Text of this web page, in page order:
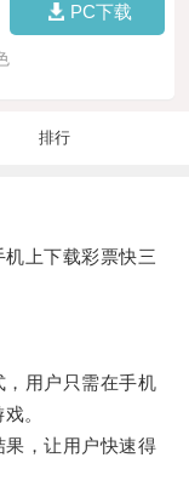
PC下载
排行
上下载彩票快三
用户只需在手机
。
，让用户快速得